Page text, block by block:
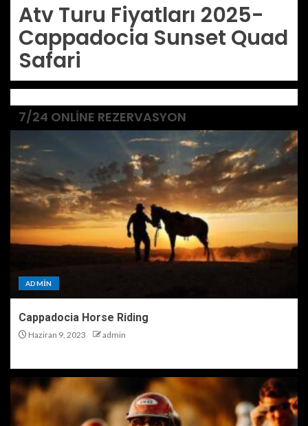
Atv Turu Fiyatları 2025-
Cappadocia Sunset Quad
Safari
7/24 ONLINE REZERVASYON
ADMIN
Cappadocia Horse Riding
Haziran 9, 2023 admin